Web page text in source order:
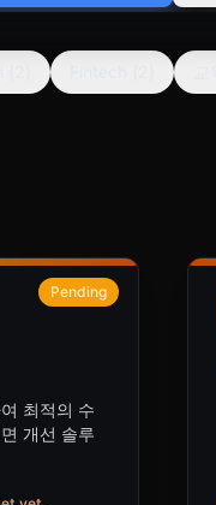
Pending
최적의 수
개선 솔루